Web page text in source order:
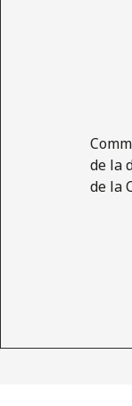
de la
de la